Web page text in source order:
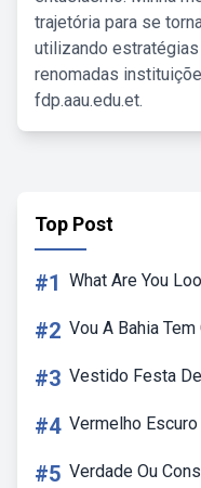
trajetória para se
utilizando
renomadas
fdp.aau.edu.et.
Top Post
#1 What Are You
#2 Vou A Bahia Tem
#3 Vestido Festa
#4 Vermelho
#5 Verdade Ou